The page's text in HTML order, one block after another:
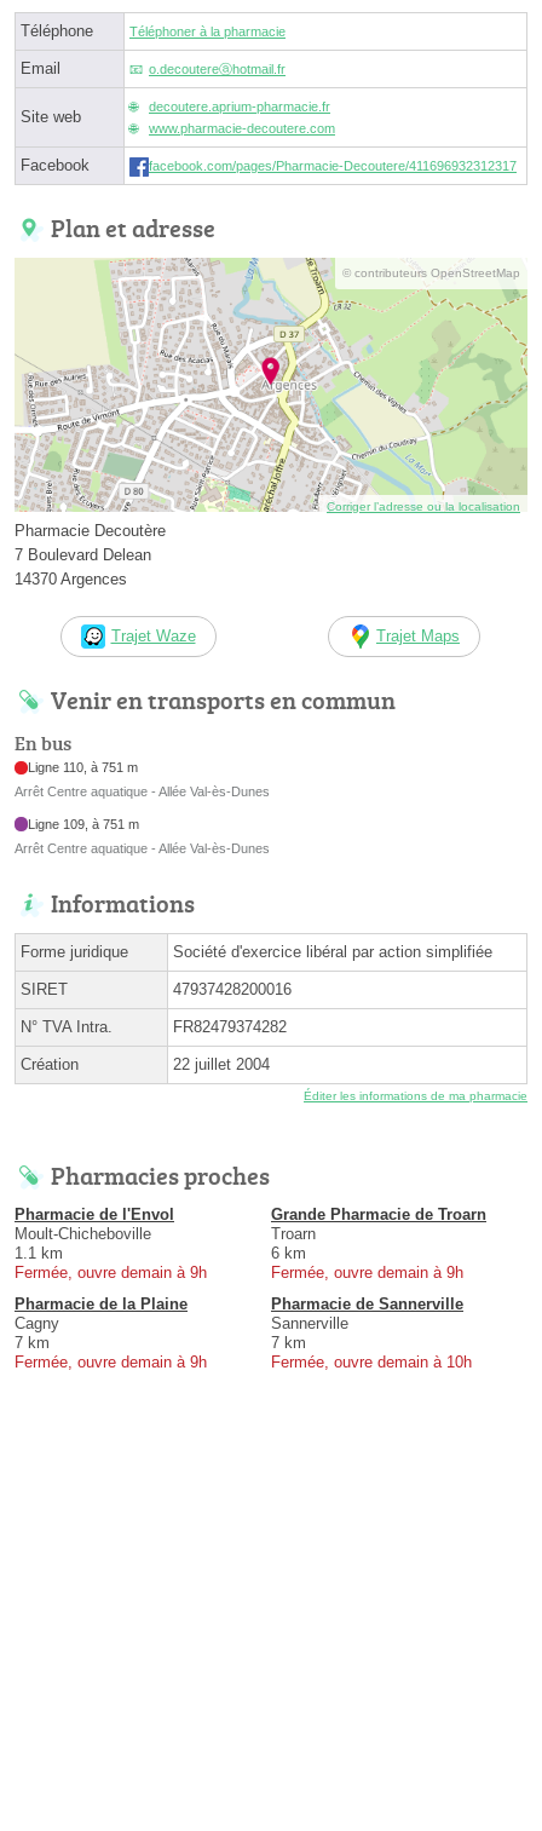
Téléphone Téléphoner à la pharmacie
Email o.decoutereⓐhotmail.fr
Site web
decoutere.aprium-pharmacie.fr
www.pharmacie-decoutere.com
Facebook facebook.com/pages/Pharmacie-Decoutere/411696932312317
Plan et adresse
© contributeurs OpenStreetMap
Corriger l’adresse ou la localisation
Pharmacie Decoutère
7 Boulevard Delean
14370 Argences
Trajet Waze Trajet Maps
Venir en transports en commun
En bus
Ligne 110, à 751 m
Arrêt Centre aquatique - Allée Val-ès-Dunes
Ligne 109, à 751 m
Arrêt Centre aquatique - Allée Val-ès-Dunes
Informations
Forme juridique Société d'exercice libéral par action simplifiée
SIRET 47937428200016
N° TVA Intra. FR82479374282
Création 22 juillet 2004
Éditer les informations de ma pharmacie
Pharmacies proches
Pharmacie de l'Envol
Moult-Chicheboville
1.1 km
Fermée, ouvre demain à 9h
Grande Pharmacie de Troarn
Troarn
6 km
Fermée, ouvre demain à 9h
Pharmacie de la Plaine
Cagny
7 km
Fermée, ouvre demain à 9h
Pharmacie de Sannerville
Sannerville
7 km
Fermée, ouvre demain à 10h